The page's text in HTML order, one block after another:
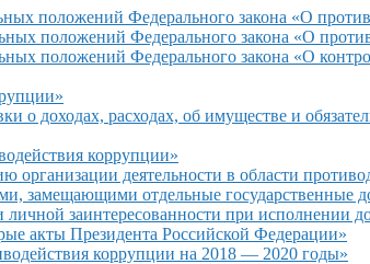
положений Федерального закона «О
положений Федерального закона «О
положений Федерального закона «О
доходах, расходах, об имуществе и
коррупции»
деятельности в области
замещающими отдельные государственные
заинтересованности при исполнении
акты Президента Российской Федерации»
коррупции на 2018 — 2020 годы»